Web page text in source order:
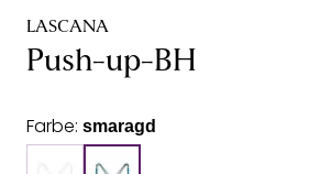
LASCANA
Push-up-BH
Farbe: smaragd